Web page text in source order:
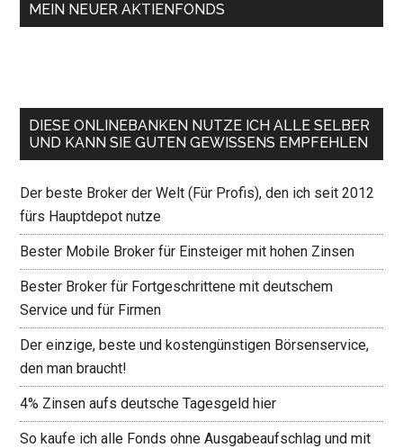
MEIN NEUER AKTIENFONDS
DIESE ONLINEBANKEN NUTZE ICH ALLE SELBER
UND KANN SIE GUTEN GEWISSENS EMPFEHLEN
Der beste Broker der Welt (Für Profis), den ich seit 2012
fürs Hauptdepot nutze
Bester Mobile Broker für Einsteiger mit hohen Zinsen
Bester Broker für Fortgeschrittene mit deutschem
Service und für Firmen
Der einzige, beste und kostengünstigen Börsenservice,
den man braucht!
4% Zinsen aufs deutsche Tagesgeld hier
So kaufe ich alle Fonds ohne Ausgabeaufschlag und mit